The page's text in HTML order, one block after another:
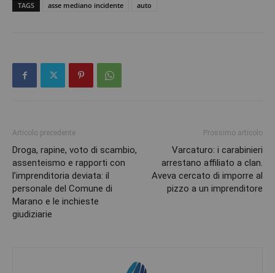
TAGS asse mediano incidente auto
Articolo precedente
Droga, rapine, voto di scambio,
assenteismo e rapporti con
l’imprenditoria deviata: il
personale del Comune di
Marano e le inchieste
giudiziarie
Prossimo articolo
Varcaturo: i carabinieri
arrestano affiliato a clan.
Aveva cercato di imporre al
pizzo a un imprenditore